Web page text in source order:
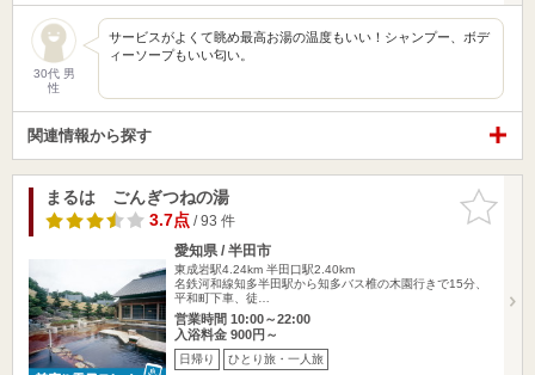
30代 男
性
サービスがよくて眺め最高お湯の温度もいい！シャンプー、ボデ
ィーソープもいい匂い。
関連情報から探す
お気に入
りに追加
まるは ごんぎつねの湯
3.7点/ 93 件
愛知県 / 半田市
東成岩駅4.24km 半田口駅2.40km
名鉄河和線知多半田駅から知多バス椎の木園行きで15分、
平和町下車、徒…
営業時間 10:00～22:00
入浴料金 900円～
日帰り ひとり旅・一人旅